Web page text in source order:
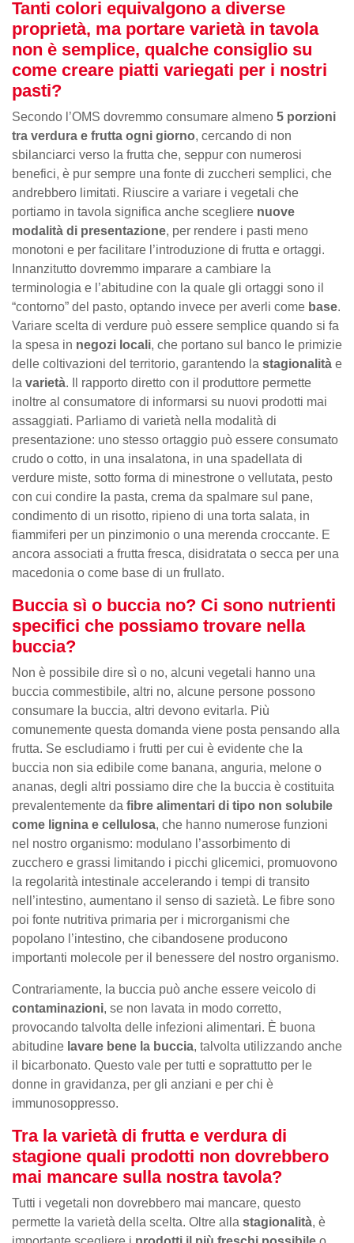
Tanti colori equivalgono a diverse
proprietà, ma portare varietà in tavola
non è semplice, qualche consiglio su
come creare piatti variegati per i nostri
pasti?
Secondo l’OMS dovremmo consumare almeno 5 porzioni
tra verdura e frutta ogni giorno, cercando di non
sbilanciarci verso la frutta che, seppur con numerosi
benefici, è pur sempre una fonte di zuccheri semplici, che
andrebbero limitati. Riuscire a variare i vegetali che
portiamo in tavola significa anche scegliere nuove
modalità di presentazione, per rendere i pasti meno
monotoni e per facilitare l’introduzione di frutta e ortaggi.
Innanzitutto dovremmo imparare a cambiare la
terminologia e l’abitudine con la quale gli ortaggi sono il
“contorno” del pasto, optando invece per averli come base.
Variare scelta di verdure può essere semplice quando si fa
la spesa in negozi locali, che portano sul banco le primizie
delle coltivazioni del territorio, garantendo la stagionalità e
la varietà. Il rapporto diretto con il produttore permette
inoltre al consumatore di informarsi su nuovi prodotti mai
assaggiati. Parliamo di varietà nella modalità di
presentazione: uno stesso ortaggio può essere consumato
crudo o cotto, in una insalatona, in una spadellata di
verdure miste, sotto forma di minestrone o vellutata, pesto
con cui condire la pasta, crema da spalmare sul pane,
condimento di un risotto, ripieno di una torta salata, in
fiammiferi per un pinzimonio o una merenda croccante. E
ancora associati a frutta fresca, disidratata o secca per una
macedonia o come base di un frullato.
Buccia sì o buccia no? Ci sono nutrienti
specifici che possiamo trovare nella
buccia?
Non è possibile dire sì o no, alcuni vegetali hanno una
buccia commestibile, altri no, alcune persone possono
consumare la buccia, altri devono evitarla. Più
comunemente questa domanda viene posta pensando alla
frutta. Se escludiamo i frutti per cui è evidente che la
buccia non sia edibile come banana, anguria, melone o
ananas, degli altri possiamo dire che la buccia è costituita
prevalentemente da fibre alimentari di tipo non solubile
come lignina e cellulosa, che hanno numerose funzioni
nel nostro organismo: modulano l’assorbimento di
zucchero e grassi limitando i picchi glicemici, promuovono
la regolarità intestinale accelerando i tempi di transito
nell’intestino, aumentano il senso di sazietà. Le fibre sono
poi fonte nutritiva primaria per i microrganismi che
popolano l’intestino, che cibandosene producono
importanti molecole per il benessere del nostro organismo.
Contrariamente, la buccia può anche essere veicolo di
contaminazioni, se non lavata in modo corretto,
provocando talvolta delle infezioni alimentari. È buona
abitudine lavare bene la buccia, talvolta utilizzando anche
il bicarbonato. Questo vale per tutti e soprattutto per le
donne in gravidanza, per gli anziani e per chi è
immunosoppresso.
Tra la varietà di frutta e verdura di
stagione quali prodotti non dovrebbero
mai mancare sulla nostra tavola?
Tutti i vegetali non dovrebbero mai mancare, questo
permette la varietà della scelta. Oltre alla stagionalità, è